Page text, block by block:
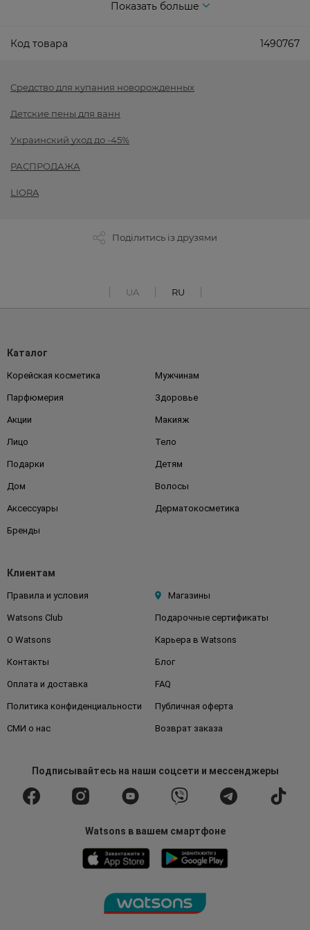
Показать больше
Код товара 1490767
Cредство для купания новорожденных
Детские пены для ванн
Украинский уход до -45%
РАСПРОДАЖА
LIORA
Поділитись із друзями
UA RU
Каталог
Корейская косметика Мужчинам
Парфюмерия Здоровье
Акции Макияж
Лицо Тело
Подарки Детям
Дом Волосы
Аксессуары Дерматокосметика
Бренды
Клиентам
Правила и условия Магазины
Watsons Club Подарочные сертификаты
О Watsons Карьера в Watsons
Контакты Блог
Оплата и доставка FAQ
Политика конфиденциальности Публичная оферта
СМИ о нас Возврат заказа
Подписывайтесьна наши соцсети и мессенджеры
Watsons в вашем смартфоне